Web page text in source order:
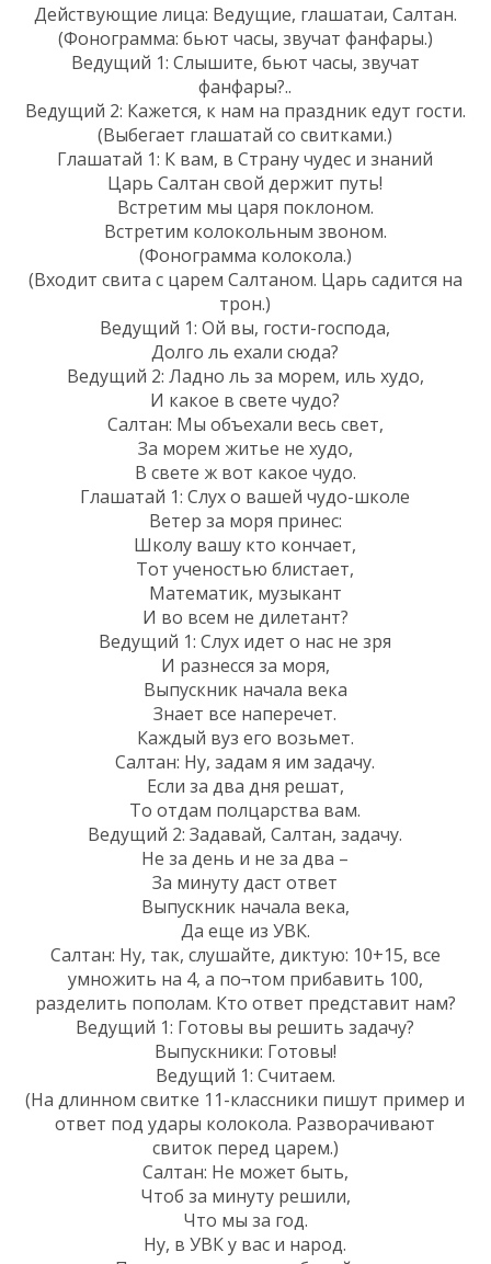
Действующие лица: Ведущие, глашатаи, Салтан.
(Фонограмма: бьют часы, звучат фанфары.)
Ведущий 1: Слышите, бьют часы, звучат
фанфары?..
Ведущий 2: Кажется, к нам на праздник едут гости.
(Выбегает глашатай со свитками.)
Глашатай 1: К вам, в Страну чудес и знаний
Царь Салтан свой держит путь!
Встретим мы царя поклоном.
Встретим колокольным звоном.
(Фонограмма колокола.)
(Входит свита с царем Салтаном. Царь садится на
трон.)
Ведущий 1: Ой вы, гости-господа,
Долго ль ехали сюда?
Ведущий 2: Ладно ль за морем, иль худо,
И какое в свете чудо?
Салтан: Мы объехали весь свет,
За морем житье не худо,
В свете ж вот какое чудо.
Глашатай 1: Слух о вашей чудо-школе
Ветер за моря принес:
Школу вашу кто кончает,
Тот ученостью блистает,
Математик, музыкант
И во всем не дилетант?
Ведущий 1: Слух идет о нас не зря
И разнесся за моря,
Выпускник начала века
Знает все наперечет.
Каждый вуз его возьмет.
Салтан: Ну, задам я им задачу.
Если за два дня решат,
То отдам полцарства вам.
Ведущий 2: Задавай, Салтан, задачу.
Не за день и не за два –
За минуту даст ответ
Выпускник начала века,
Да еще из УВК.
Салтан: Ну, так, слушайте, диктую: 10+15, все
умножить на 4, а по¬том прибавить 100,
разделить пополам. Кто ответ представит нам?
Ведущий 1: Готовы вы решить задачу?
Выпускники: Готовы!
Ведущий 1: Считаем.
(На длинном свитке 11-классники пишут пример и
ответ под удары колокола. Разворачивают
свиток перед царем.)
Салтан: Не может быть,
Чтоб за минуту решили,
Что мы за год.
Ну, в УВК у вас и народ.